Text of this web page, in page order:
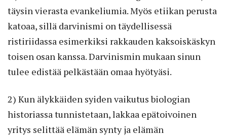
täysin vierasta evankeliumia. Myös etiikan perusta
katoaa, sillä darvinismi on täydellisessä
ristiriidassa esimerkiksi rakkauden kaksoiskäskyn
toisen osan kanssa. Darvinismin mukaan sinun
tulee edistää pelkästään omaa hyötyäsi.
2) Kun älykkäiden syiden vaikutus biologian
historiassa tunnistetaan, lakkaa epätoivoinen
yritys selittää elämän synty ja elämän